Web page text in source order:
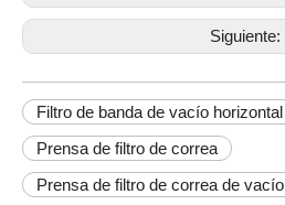
Siguiente:
Filtro de banda de vacío horizontal
Prensa de filtro de correa
Prensa de filtro de correa de vacío